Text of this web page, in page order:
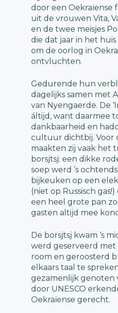
door een Oekraïense
uit de vrouwen Vita,
en de twee meisjes
die dat jaar in het
om de oorlog in
ontvluchten.
Gedurende hun
dagelijks samen met
van Nyengaerde. De
áltijd, want daarmee
dankbaarheid en
cultuur dichtbij. Voor
maakten zij vaak het
borsjtsj: een dikke
soep werd ’s
bijkeuken op een
(niet op Russisch
een heel grote pan
gasten altijd mee
De borsjtsj kwam ‘s
werd geserveerd
room en geroosterd
elkaars taal te
gezamenlijk genoten
door UNESCO
Oekraïense gerecht.